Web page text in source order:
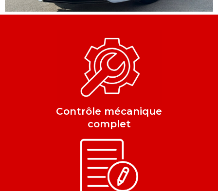
Contrôle mécanique
complet